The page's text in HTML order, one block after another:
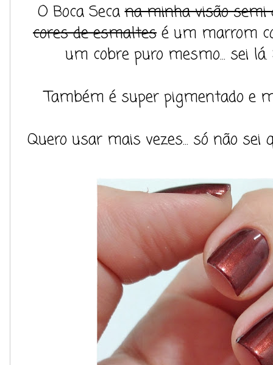
O Boca Secana minha visão semi
cores de esmaltes é um marrom
um cobre puro mesmo... sei
Também é super pigmentado e
Quero usar mais vezes... só não sei